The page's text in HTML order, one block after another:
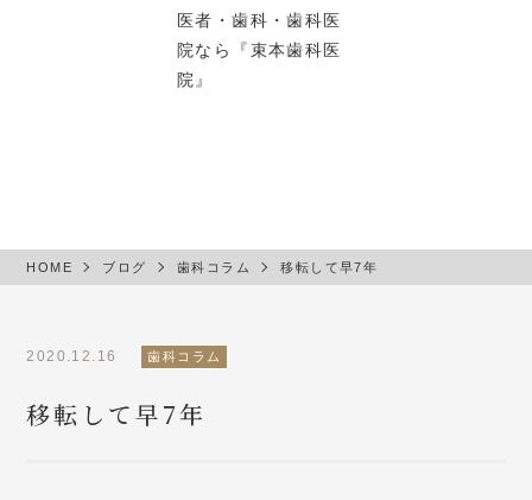
HOME ブログ 歯科コラム 移転して早7年
2020.12.16 歯科コラム
移転して早7年